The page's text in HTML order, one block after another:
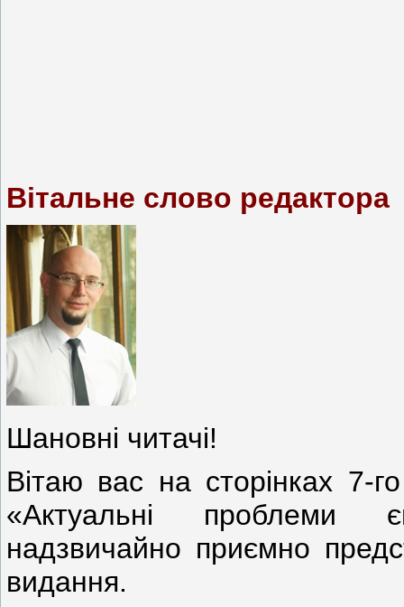
Вітальне слово редактора
Шановні читачі!
Вітаю вас на сторінках 7-
«Актуальні проблеми
надзвичайно приємно
видання.